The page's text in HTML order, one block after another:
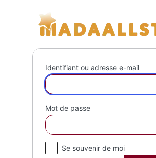
connecter
Identifiant ou adresse e-mail
Mot de passe
Se souvenir de moi